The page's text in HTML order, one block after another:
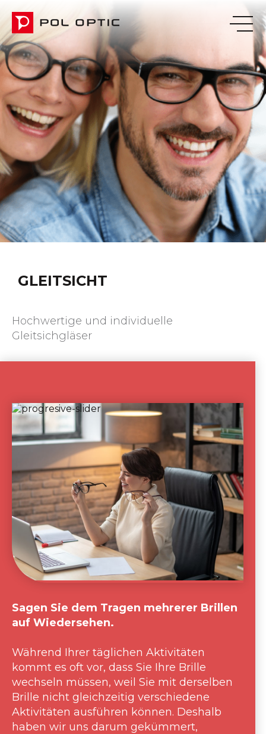
GLEITSICHT
Hochwertige und individuelle
Gleitsichgläser
Sagen Sie dem Tragen mehrerer Brillen
auf Wiedersehen.
Während Ihrer täglichen Aktivitäten
kommt es oft vor, dass Sie Ihre Brille
wechseln müssen, weil Sie mit derselben
Brille nicht gleichzeitig verschiedene
Aktivitäten ausführen können. Deshalb
haben wir uns darum gekümmert,